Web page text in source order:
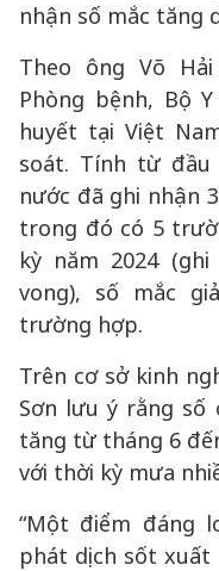
nhận số mắc tăng
Theo ông Võ
Phòng bệnh, Bộ
huyết tại Việt
soát. Tính từ đầu
nước đã ghi nhận
trong đó có 5
kỳ năm 2024
vong), số mắc
trường hợp.
Trên cơ sở kinh
Sơn lưu ý rằng số
tăng từ tháng 6
với thời kỳ mưa
“Một điểm đáng
phát dịch sốt